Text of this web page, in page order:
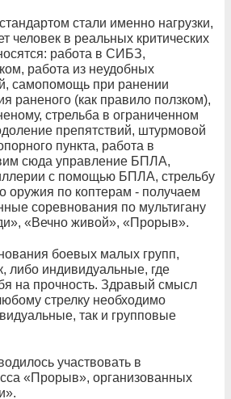
стали именно нагрузки,
человек в реальных критических
работа в СИБЗ,
работа из неудобных
самопомощь при ранении
раненого (как правило ползком),
стрельба в ограниченном
препятствий, штурмовой
пункта, работа в
сюда управление БПЛА,
с помощью БПЛА, стрельбу
оружия по коптерам - получаем
соревнования по мультигану
«Вечно живой», «Прорыв».
боевых малых групп,
либо индивидуальные, где
на прочность. Здравый смысл
стрелку необходимо
так и групповые
участвовать в
«Прорыв», организованных